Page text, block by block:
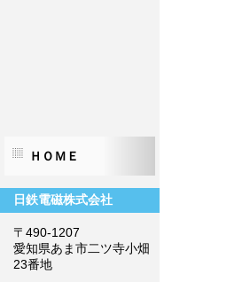
ＨＯＭＥ
日鉄電磁株式会社
〒490-1207
愛知県あま市二ツ寺小畑
23番地